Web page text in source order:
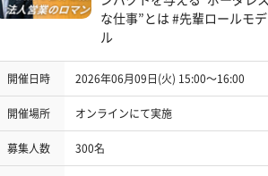
な仕事”とは #先輩ロールモデ
ル
開催日時 2026年06月09日(火) 15:00〜16:00
開催場所 オンラインにて実施
募集人数 300名